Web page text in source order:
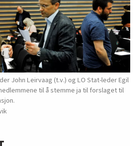
John Leirvaag (t.v.) og LO Stat-leder Egil
til å stemme ja til forslaget til